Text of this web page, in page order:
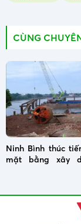
CÙNG
Ninh Bình thúc
mặt bằng xây